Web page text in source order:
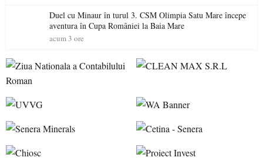
Duel cu Minaur în turul 3. CSM Olimpia Satu Mare începe
aventura în Cupa României la Baia Mare
acum 3 ore